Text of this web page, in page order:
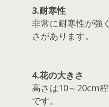
3.耐寒性
非常に耐寒性が強
さがあります。
4.花の大きさ
高さは10～20cm
です。